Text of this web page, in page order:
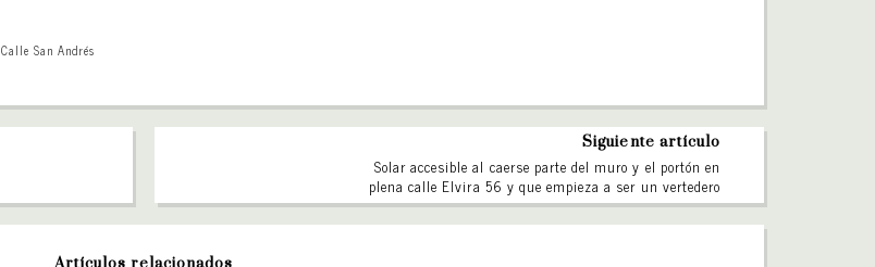
Calle San Andrés
Siguiente artículo
Solar accesible al caerse parte del muro y el portón en
plena calle Elvira 56 y que empieza a ser un vertedero